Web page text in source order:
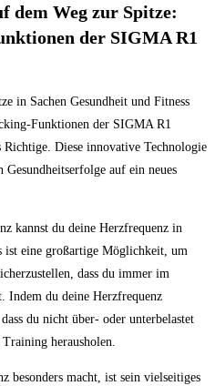
dem Weg zur Spitze:
der SIGMA R1
in Sachen Gesundheit und Fitness
Funktionen der SIGMA R1
Diese innovative Technologie
auf ein neues
kannst du deine Herzfrequenz in
ist eine großartige Möglichkeit, um
dass du immer im
Indem du deine Herzfrequenz
du nicht über- oder unterbelastet
herausholen.
besonders macht, ist sein vielseitiges